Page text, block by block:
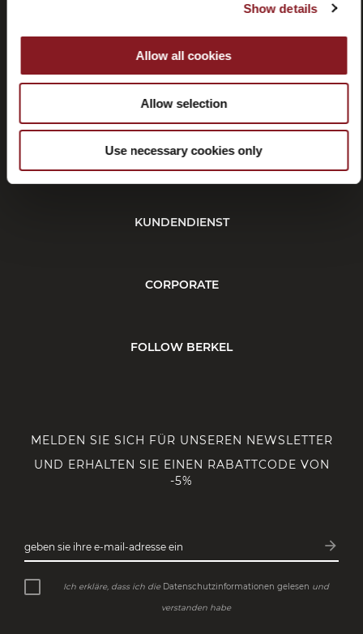
Show details
Allow all cookies
Allow selection
Use necessary cookies only
KUNDENDIENST
CORPORATE
FOLLOW BERKEL
MELDEN SIE SICH FÜR UNSEREN NEWSLETTER
UND ERHALTEN SIE EINEN RABATTCODE VON
-5%
geben sie ihre e-mail-adresse ein arrow_forward
Ich erkläre, dass ich die Datenschutzinformationen gelesen und
verstanden habe